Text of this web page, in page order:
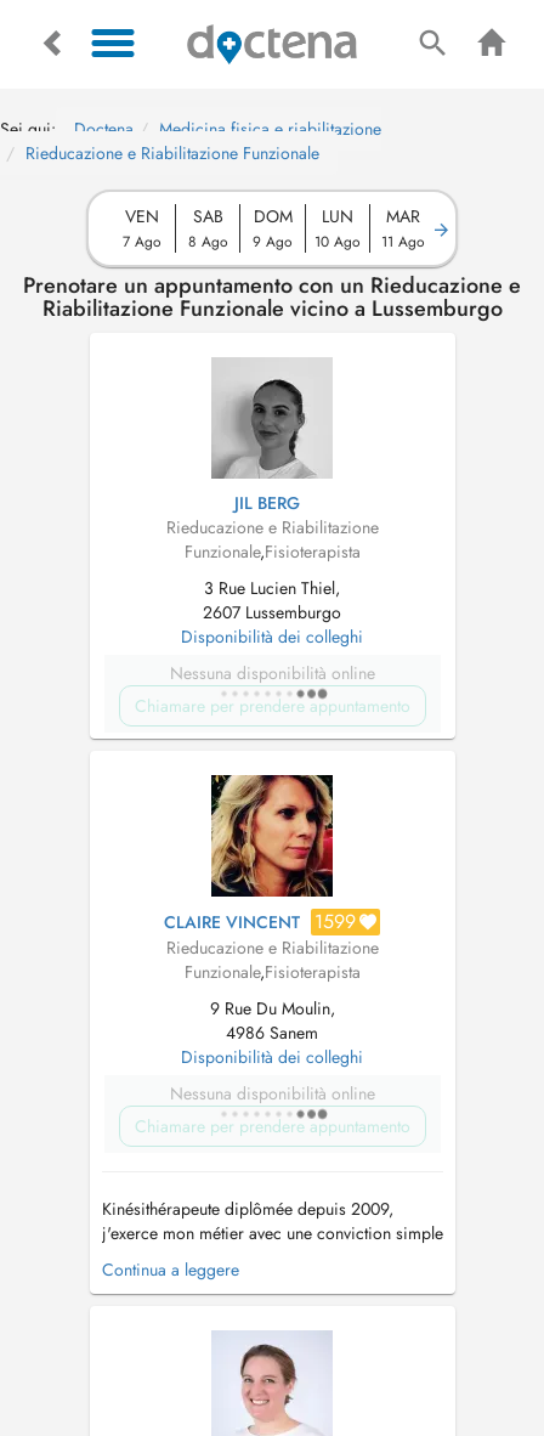
Sei qui: Doctena
Medicina fisica e riabilitazione
Rieducazione e Riabilitazione Funzionale
VEN
7 Ago
SAB
8 Ago
DOM
9 Ago
LUN
10 Ago
MAR
11 Ago
Prenotare un appuntamento con un Rieducazione e
Riabilitazione Funzionale vicino a Lussemburgo
JIL BERG
Rieducazione e Riabilitazione
Funzionale,Fisioterapista
3 Rue Lucien Thiel,
2607 Lussemburgo
Disponibilità dei colleghi
Nessuna disponibilità online
Chiamare per prendere appuntamento
CLAIRE VINCENT 1599
Rieducazione e Riabilitazione
Funzionale,Fisioterapista
9 Rue Du Moulin,
4986 Sanem
Disponibilità dei colleghi
Nessuna disponibilità online
Chiamare per prendere appuntamento
Kinésithérapeute diplômée depuis 2009,
j'exerce mon métier avec une conviction simple
: chaque personne est unique et mérite une
prise en charge qui lui ressemble. Au fil de
continuellement afin de proposer un
accompagnement toujours plus complet et
Continua a leggere